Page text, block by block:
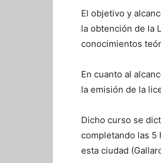
El objetivo y
la obtención de la
conocimientos
En cuanto al
la emisión de la
Dicho curso se
completando las 5
esta ciudad